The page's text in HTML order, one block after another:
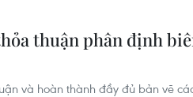
thuận phân định
và hoàn thành đầy đủ bản vẽ